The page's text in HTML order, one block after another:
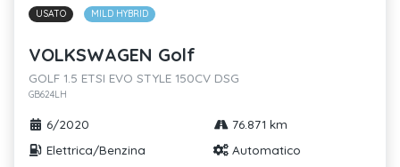
USATO MILD HYBRID
VOLKSWAGEN Golf
GOLF 1.5 ETSI EVO STYLE 150CV DSG
GB624LH
6/2020
76.871 km
Elettrica/Benzina
Automatico